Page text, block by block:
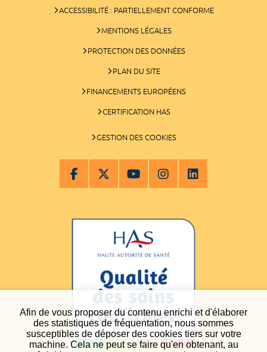
Afin de vous proposer du contenu enrichi et d'élaborer
des statistiques de fréquentation, nous sommes
susceptibles de déposer des cookies tiers sur votre
machine. Cela ne peut se faire qu'en obtenant, au
ACCESSIBILITÉ : PARTIELLEMENT CONFORME
MENTIONS LÉGALES
PROTECTION DES DONNÉES
PLAN DU SITE
FINANCEMENTS EUROPÉENS
CERTIFICATION HAS
GESTION DES COOKIES